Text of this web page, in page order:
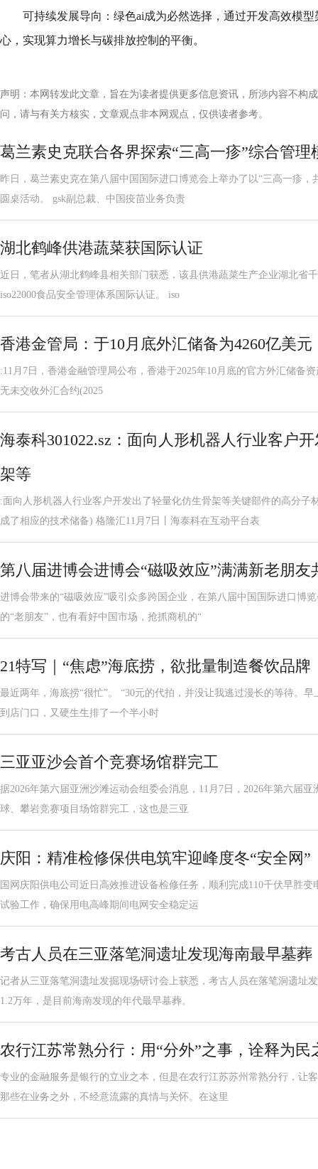
可持续发展导向：绿色ai成为必然选择，通过开发高效模
心，实现算力增长与碳排放控制的平衡。
声明：本网转发此文章，旨在为读者提供更多信息资讯，所涉内容不构
问，请与有关方核实，文章观点非本网观点，仅供读者参考。
葛兰素史克联合各界探索“三高一疹”综合管理
昨日，葛兰素史克在第八届中国国际进口博览会上举办了以“三高一疹，
圆桌活动。 gsk副总裁、中国疫苗业务负责
湖北鹤峰供港蔬菜获国际认证
近日，笔者从湖北鹤峰县相关部门获悉，该县供港蔬菜生产企业湖北省
iso22000食品安全管理体系国际认证。 iso
香港金管局：于10月底外汇储备为4260亿美元
:11月7日，香港金融管理局公布，香港于2025年10月底的官方外汇储备
无未交收外汇合约(2025
海泰科301022.sz：面向人形机器人行业客户
架等
:面向人形机器人行业客户开发出了轻量化仿生骨架等关键部件的高分子
成了相应的技术储备) 格隆汇11月7日丨海泰科在互动平台表
第八届进博会进博会“磁吸效应”满满新老朋友
进博会带来的“磁吸效应”吸引众多跨国企业，在第八届中国国际进口博
的“老朋友”，也有看好中国市场，抢抓商机的“
21特写｜“焦虑”海底捞，欲批量制造餐饮品牌
最近两年，海底捞“很忙”。 “30元的代拍，并没让我逃过漫长的等待。
到店门口，又硬生生排了一个半小时
三亚亚沙会首个竞赛场馆群完工
据2026年第六届亚洲沙滩运动会组委会消息，11月7日，2026年第六届
球、攀岩竞赛项目场馆群完工，这也是三亚
庆阳：精准检修保供电筑牢迎峰度冬“安全网”
国网庆阳供电公司近日高效推进设备检修任务，顺利完成110千伏早胜
试验工作，确保用电高峰期间电网安全稳定运
考古人员在三亚落笔洞遗址发现海南最早墓葬
记者从三亚落笔洞遗址发掘现场研讨会上获悉，考古人员在落笔洞遗址
1.2万年，是目前海南发现的年代最早墓葬。
农行江苏常熟分行：用“分外”之事，诠释为民
专业的金融服务是银行的立业之本，但是在农行江苏苏州常熟分行，让
那些在业务之外，不经意流露的真情与关怀。在这里